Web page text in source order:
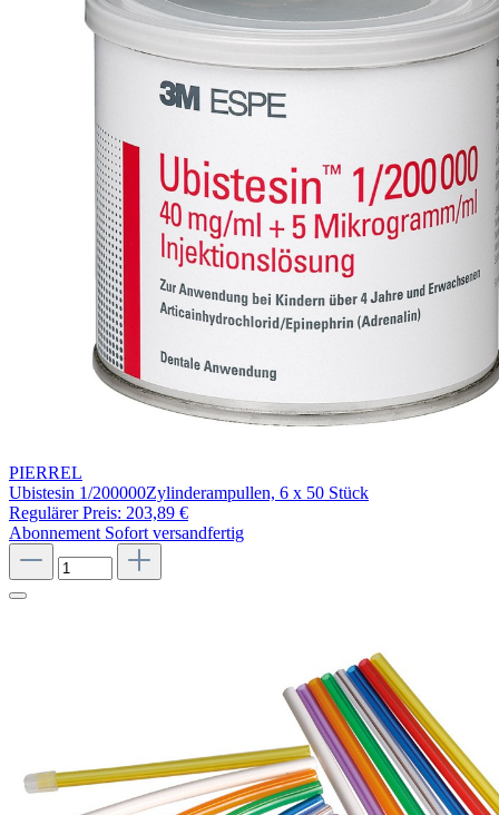
PIERREL
Ubistesin 1/200000Zylinderampullen, 6 x 50 Stück
Regulärer Preis: 203,89 €
Abonnement Sofort versandfertig